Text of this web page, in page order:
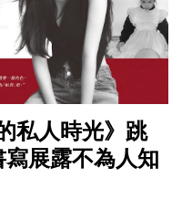
私人時光》跳
展露不為人知